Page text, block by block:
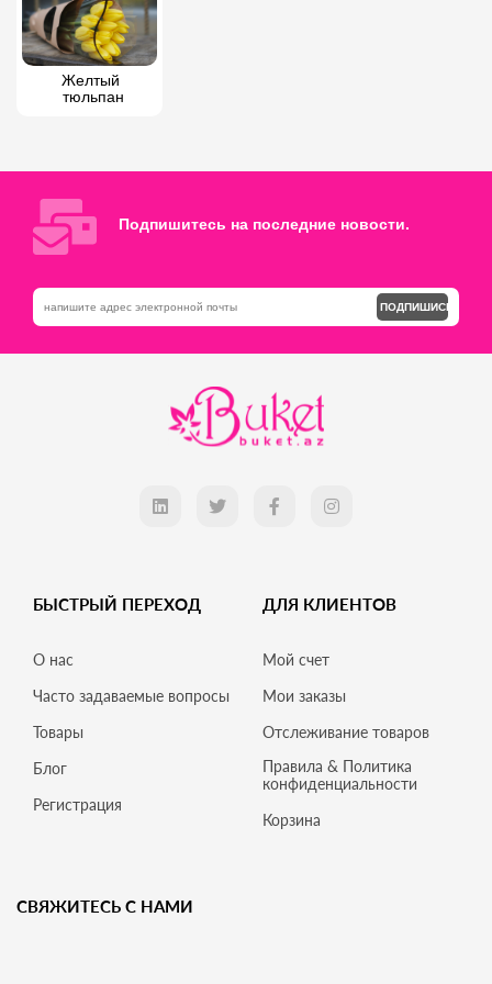
Желтый
тюльпан
Подпишитесь на последние новости.
ПОДПИШИСЬ
БЫСТРЫЙ ПЕРЕХОД
О нас
Часто задаваемые вопросы
Товары
Блог
Регистрация
ДЛЯ КЛИЕНТОВ
Мой счет
Мои заказы
Отслеживание товаров
Правила & Политика
конфиденциальности
Корзина
СВЯЖИТЕСЬ С НАМИ